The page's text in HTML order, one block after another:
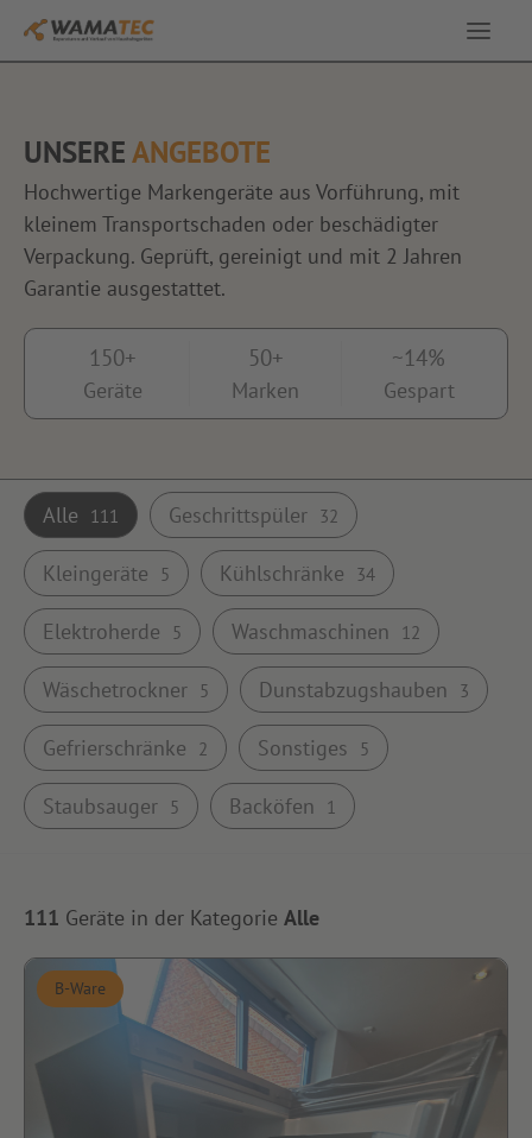
Ausstellung
Angebote
Kontakt
UNSEREANGEBOTE
Hochwertige Markengeräte aus Vorführung, mit
kleinem Transportschaden oder beschädigter
Verpackung. Geprüft, gereinigt und mit 2 Jahren
Garantie ausgestattet.
150+
Geräte
50+
Marken
~14%
Gespart
Alle 111 Geschrittspüler 32
Kleingeräte 5 Kühlschränke 34
Elektroherde 5 Waschmaschinen 12
Wäschetrockner 5 Dunstabzugshauben 3
Gefrierschränke 2 Sonstiges 5
Staubsauger 5 Backöfen 1
111 Geräte in der Kategorie Alle
B-Ware